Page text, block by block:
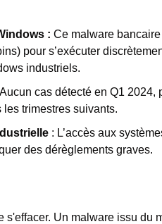
: Ce malware bancaire
pour s’exécuter
industriels.
Aucun cas détecté en Q1 2024,
les trimestres suivants.
: L’accès aux
des dérèglements graves.
s'effacer. Un malware issu du